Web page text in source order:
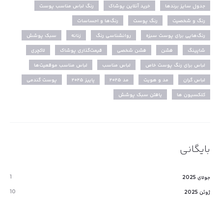
جدول سایز برندها خرید آنلاین پوشاک رنگ لباس مناسب پوست
رنگ و شخصیت رنگ پوست رنگ‌ها و احساسات
رنگ‌هایی برای پوست سبزه روانشناسی رنگ زنانه سبک پوشش
شاپینگ فشن فشن شخصی قیمت‌گذاری پوشاک لاکچری
لباس برای رنگ پوست خاص لباس مناسب لباس مناسب موقعیت‌ها
لباس گران مد و هویت مد ۲۰۲۵ پاییز ۲۰۲۵ پوست گندمی
کلکسیون ها یافتن سبک پوشش
بایگانی
جولای 2025 1
ژوئن 2025 10